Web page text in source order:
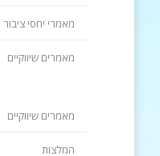
מאמרי יחסי ציבור
מאמרים שיווקיים
מאמרים שיווקיים
המלצות